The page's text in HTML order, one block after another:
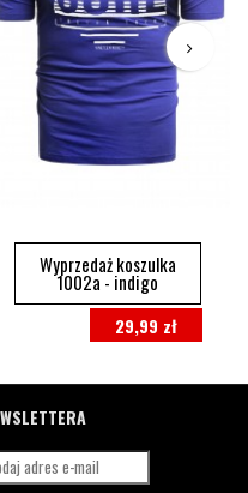
Wyprzedaż koszulka
1002a - indigo
29,99 zł